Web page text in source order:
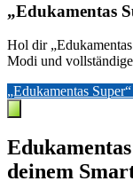
„Edukamentas
Hol dir
Modi und
„Edukamentas
deinem